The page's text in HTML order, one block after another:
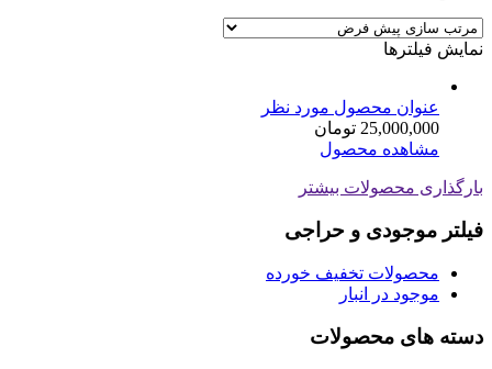
نمایش فیلترها
عنوان محصول مورد نظر
25,000,000 تومان
مشاهده محصول
بارگذاری محصولات بیشتر
فیلتر موجودی و حراجی
محصولات تخفیف خورده
موجود در انبار
دسته های محصولات